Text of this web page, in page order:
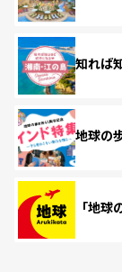
知れば
地球の
「地